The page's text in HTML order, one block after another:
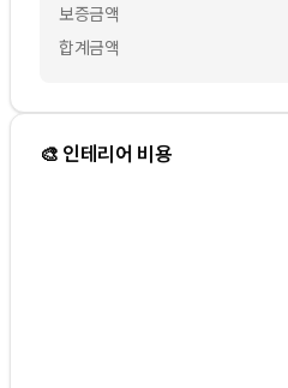
보증금액
합계금액
🎨 인테리어 비용